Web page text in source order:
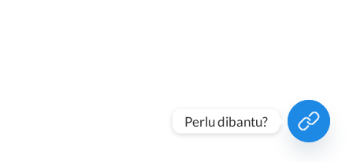
Perlu dibantu?